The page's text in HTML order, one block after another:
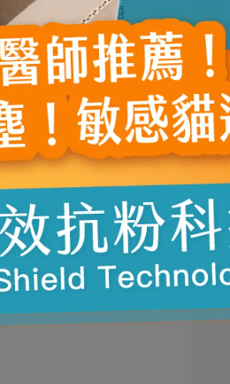
，能改善口臭問題
會明顯減少
將食物營養保留下來，